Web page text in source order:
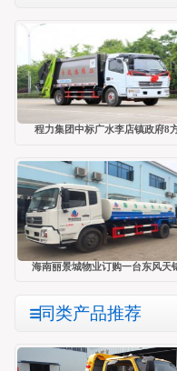
程力集团中标广水李店镇政府8
海南丽景城物业订购一台东风天
同类产品推荐